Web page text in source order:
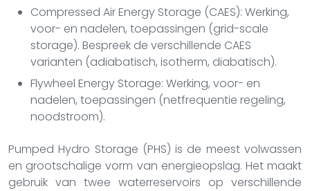
Compressed Air Energy Storage (CAES): Werking,
voor- en nadelen, toepassingen (grid-scale
storage). Bespreek de verschillende CAES
varianten (adiabatisch, isotherm, diabatisch).
Flywheel Energy Storage: Werking, voor- en
nadelen, toepassingen (netfrequentie regeling,
noodstroom).
Pumped Hydro Storage (PHS) is de meest volwassen
en grootschalige vorm van energieopslag. Het maakt
gebruik van twee waterreservoirs op verschillende